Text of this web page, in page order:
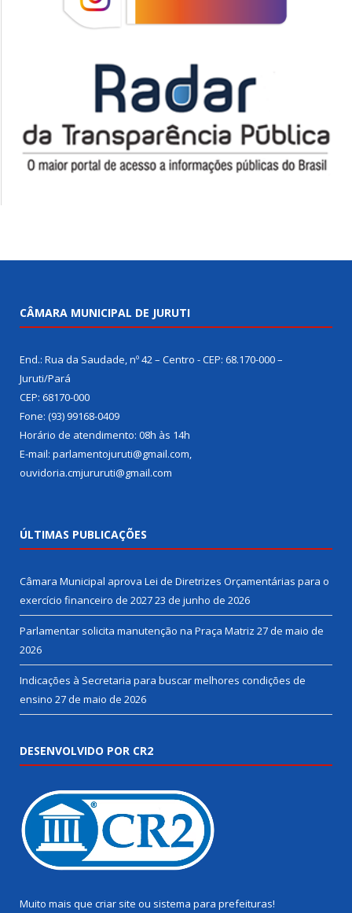
CÂMARA MUNICIPAL DE JURUTI
End.: Rua da Saudade, nº 42 – Centro - CEP: 68.170-000 –
Juruti/Pará
CEP: 68170-000
Fone: (93) 99168-0409
Horário de atendimento: 08h às 14h
E-mail: parlamentojuruti@gmail.com,
ouvidoria.cmjururuti@gmail.com
ÚLTIMAS PUBLICAÇÕES
Câmara Municipal aprova Lei de Diretrizes Orçamentárias para o
exercício financeiro de 202723 de junho de 2026
Parlamentar solicita manutenção na Praça Matriz 27 de maio de
2026
Indicações à Secretaria para buscar melhores condições de
ensino 27 de maio de 2026
DESENVOLVIDO POR CR2
Muito mais que criar site ou sistema para prefeituras!